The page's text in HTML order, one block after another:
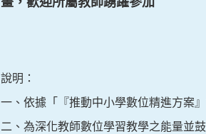
說明：
一、依據「『推動中小學數位精進方案
二、為深化教師數位學習教學之能量並